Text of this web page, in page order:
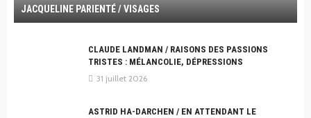
JACQUELINE PARIENTÉ / VISAGES
CLAUDE LANDMAN / RAISONS DES PASSIONS
TRISTES : MÉLANCOLIE, DÉPRESSIONS
31 juillet 2026
ASTRID HA-DARCHEN / EN ATTENDANT LE